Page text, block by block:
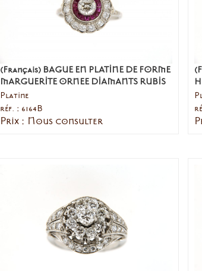
(Français) BAGUE EN PLATINE DE FORME
MARGUERITE ORNEE DIAMANTS RUBIS
Platine
réf. : 6164B
Prix : Nous consulter